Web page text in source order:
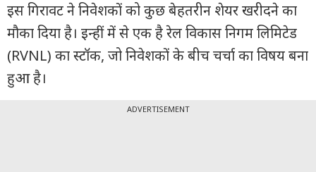
शेयर
बाज़ार
वीडियो
ट्रेंडिंग
इस गिरावट ने निवेशकों को कुछ बेहतरीन शेयर खरीदने का
मौका दिया है। इन्हीं में से एक है रेल विकास निगम लिमिटेड
(RVNL) का स्टॉक, जो निवेशकों के बीच चर्चा का विषय बना
हुआ है।
ADVERTISEMENT